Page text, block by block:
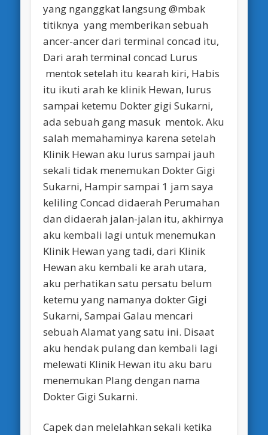
yang nganggkat langsung @mbak
titiknya yang memberikan sebuah
ancer-ancer dari terminal concad itu,
Dari arah terminal concad Lurus
mentok setelah itu kearah kiri, Habis
itu ikuti arah ke klinik Hewan, lurus
sampai ketemu Dokter gigi Sukarni,
ada sebuah gang masuk mentok. Aku
salah memahaminya karena setelah
Klinik Hewan aku lurus sampai jauh
sekali tidak menemukan Dokter Gigi
Sukarni, Hampir sampai 1 jam saya
keliling Concad didaerah Perumahan
dan didaerah jalan-jalan itu, akhirnya
aku kembali lagi untuk menemukan
Klinik Hewan yang tadi, dari Klinik
Hewan aku kembali ke arah utara,
aku perhatikan satu persatu belum
ketemu yang namanya dokter Gigi
Sukarni, Sampai Galau mencari
sebuah Alamat yang satu ini. Disaat
aku hendak pulang dan kembali lagi
melewati Klinik Hewan itu aku baru
menemukan Plang dengan nama
Dokter Gigi Sukarni.
Capek dan melelahkan sekali ketika